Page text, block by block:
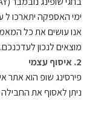
ימי האספקה יתארכו ל
אנו עושים את כל
מוצאים לנכון
2. איסוף עצמי
פירסינג שופ הוא אתר
ניתן לאסוף את החבילה מעתלית בתאום